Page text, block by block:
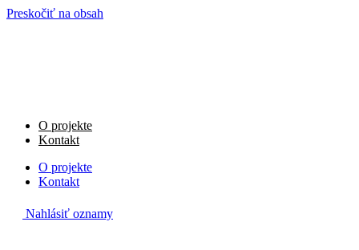
Preskočiť na obsah
O projekte
Kontakt
O projekte
Kontakt
Nahlásiť oznamy